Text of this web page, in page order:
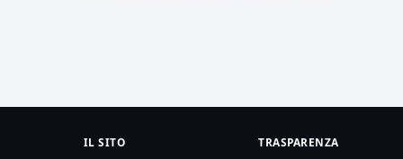
IL SITO TRASPARENZA